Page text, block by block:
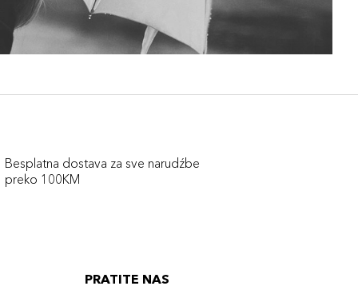
Besplatna dostava za sve narudźbe
preko 100KM
PRATITE NAS